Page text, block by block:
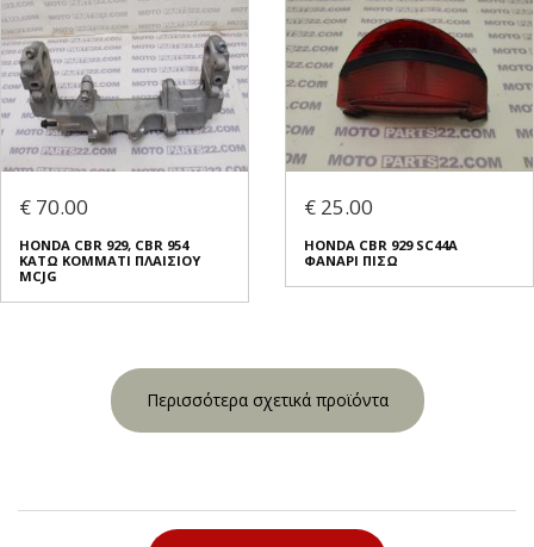
€ 70.00
HONDA CBR 929, CBR 954
ΚΑΤΩ ΚΟΜΜΑΤΙ ΠΛΑΙΣΙΟΥ
MCJG
€ 25.00
HONDA CBR 929 SC44A
ΦΑΝΑΡΙ ΠΙΣΩ
Περισσότερα σχετικά προϊόντα